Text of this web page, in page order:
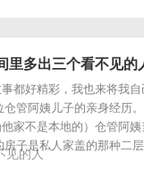
里多出三个看不见的
都好精彩，我也来将我
管阿姨儿子的亲身经历
家不是本地的）仓管阿
子是私人家盖的那种二
见的人